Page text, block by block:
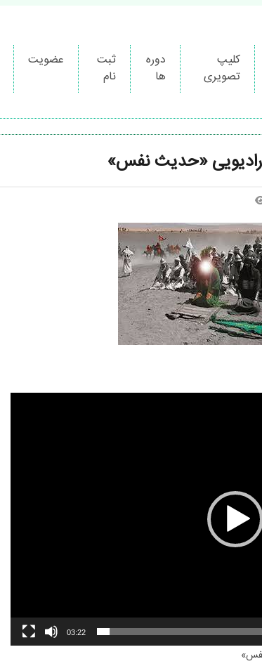
کلیپ
تصویری
دوره
ها
ثبت
نام
عضویت
رادیویی «حدیث نفس»
03:22